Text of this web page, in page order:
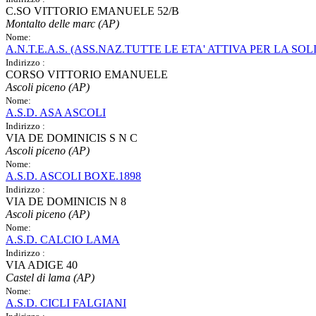
C.SO VITTORIO EMANUELE 52/B
Montalto delle marc (AP)
Nome:
A.N.T.E.A.S. (ASS.NAZ.TUTTE LE ETA' ATTIVA PER LA
Indirizzo :
CORSO VITTORIO EMANUELE
Ascoli piceno (AP)
Nome:
A.S.D. ASA ASCOLI
Indirizzo :
VIA DE DOMINICIS S N C
Ascoli piceno (AP)
Nome:
A.S.D. ASCOLI BOXE.1898
Indirizzo :
VIA DE DOMINICIS N 8
Ascoli piceno (AP)
Nome:
A.S.D. CALCIO LAMA
Indirizzo :
VIA ADIGE 40
Castel di lama (AP)
Nome:
A.S.D. CICLI FALGIANI